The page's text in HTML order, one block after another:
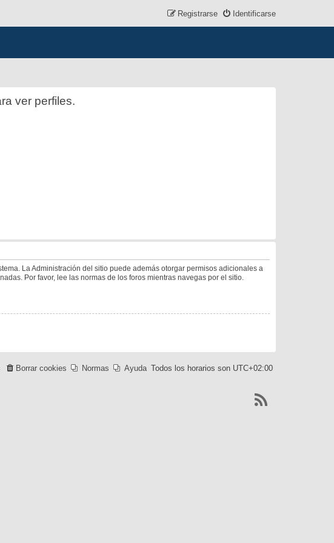
Identificarse
Registrarse
ver perfiles.
La Administración del sitio puede además otorgar permisos adicionales a
Por favor, lee las normas de los foros mientras navegas por el sitio.
Todos los horarios son UTC+02:00
Ayuda
Normas
Borrar cookies